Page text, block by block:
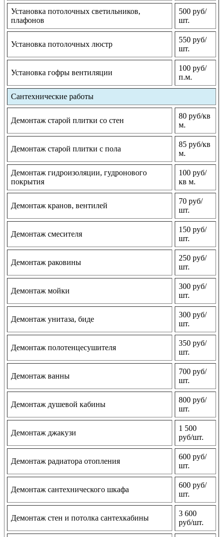
Установка потолочных светильников,
плафонов
500 руб/
шт.
Установка потолочных люстр
550 руб/
шт.
Установка гофры вентиляции
100 руб/
п.м.
Сантехнические работы
Демонтаж старой плитки со стен
80 руб/кв
м.
Демонтаж старой плитки с пола
85 руб/кв
м.
Демонтаж гидроизоляции, гудронового
покрытия
100 руб/
кв м.
Демонтаж кранов, вентилей
70 руб/
шт.
Демонтаж смесителя
150 руб/
шт.
Демонтаж раковины
250 руб/
шт.
Демонтаж мойки
300 руб/
шт.
Демонтаж унитаза, биде
300 руб/
шт.
Демонтаж полотенцесушителя
350 руб/
шт.
Демонтаж ванны
700 руб/
шт.
Демонтаж душевой кабины
800 руб/
шт.
Демонтаж джакузи
1 500
руб/шт.
Демонтаж радиатора отопления
600 руб/
шт.
Демонтаж сантехнического шкафа
600 руб/
шт.
Демонтаж стен и потолка сантехкабины
3 600
руб/шт.